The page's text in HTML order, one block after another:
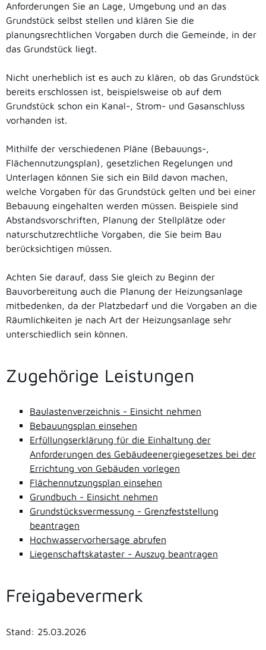
Anforderungen Sie an Lage, Umgebung und an das
Grundstück selbst stellen und klären Sie die
planungsrechtlichen Vorgaben durch die Gemeinde, in der
das Grundstück liegt.
Nicht unerheblich ist es auch zu klären, ob das Grundstück
bereits erschlossen ist, beispielsweise ob auf dem
Grundstück schon ein Kanal-, Strom- und Gasanschluss
vorhanden ist.
Mithilfe der verschiedenen Pläne (Bebauungs-,
Flächennutzungsplan), gesetzlichen Regelungen und
Unterlagen können Sie sich ein Bild davon machen,
welche Vorgaben für das Grundstück gelten und bei einer
Bebauung eingehalten werden müssen. Beispiele sind
Abstandsvorschriften, Planung der Stellplätze oder
naturschutzrechtliche Vorgaben, die Sie beim Bau
berücksichtigen müssen.
Achten Sie darauf, dass Sie gleich zu Beginn der
Bauvorbereitung auch die Planung der Heizungsanlage
mitbedenken, da der Platzbedarf und die Vorgaben an die
Räumlichkeiten je nach Art der Heizungsanlage sehr
unterschiedlich sein können.
Zugehörige Leistungen
Baulastenverzeichnis - Einsicht nehmen
Bebauungsplan einsehen
Erfüllungserklärung für die Einhaltung der
Anforderungen des Gebäudeenergiegesetzes bei der
Errichtung von Gebäuden vorlegen
Flächennutzungsplan einsehen
Grundbuch - Einsicht nehmen
Grundstücksvermessung - Grenzfeststellung
beantragen
Hochwasservorhersage abrufen
Liegenschaftskataster - Auszug beantragen
Freigabevermerk
Stand: 25.03.2026